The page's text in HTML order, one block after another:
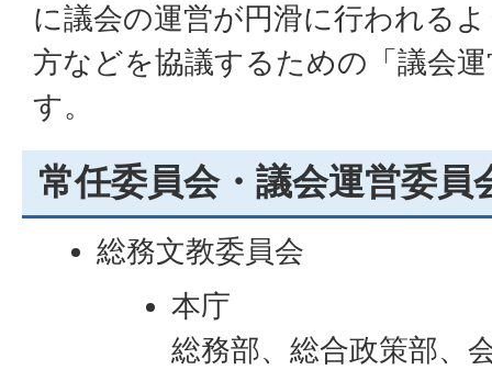
に議会の運営が円滑に行われる
方などを協議するための「議会
す。
常任委員会・議会運営委員
総務文教委員会
本庁
総務部、総合政策部、